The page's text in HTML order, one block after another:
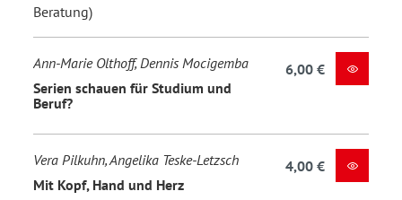
Beratung)
Ann-Marie Olthoff, Dennis Mocigemba
Serien schauen für Studium und
Beruf?
6,00 €
Vera Pilkuhn, Angelika Teske-Letzsch
Mit Kopf, Hand und Herz
4,00 €